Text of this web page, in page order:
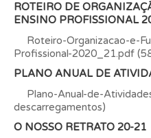
ROTEIRO DE
ENSINO PROFISSIONAL
Roteiro-Organizacao-e-
Profissional-2020_21.pdf
PLANO ANUAL DE
Plano-Anual-de-
descarregamentos)
O NOSSO RETRATO 20-21